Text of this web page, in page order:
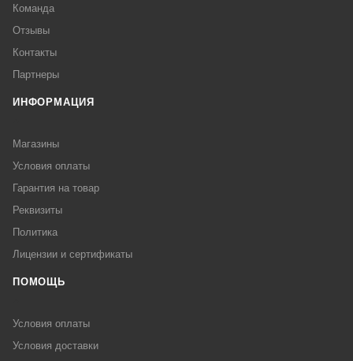
Команда
Отзывы
Контакты
Партнеры
ИНФОРМАЦИЯ
Магазины
Условия оплаты
Гарантия на товар
Реквизиты
Политика
Лицензии и сертификаты
ПОМОЩЬ
Условия оплаты
Условия доставки